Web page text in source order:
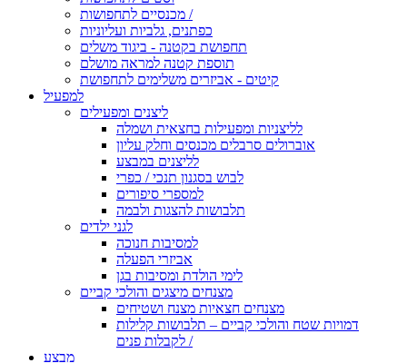
מכנסיים לתחפושות /
כפתנים, גלביות ועליוניות
תחפושת בקטנה - ביגוד משלים
תוספת קטנה למראה מושלם
קיטים - אביזרים משלימים לתחפושת
למפעיל
ליצנים ומפעילים
לליצניות ומפעילות בחצאית ושמלה
אוברולים סרבלים מכנסים וחלק עליון
לליצנים במבצע
לבוש בסגנון תנכי / כפרי
למספרי סיפורים
תלבושות להצגות ולבמה
לגני ילדים
למסיבות חנוכה
אביזרי הפעלה
לימי הולדת ומסיבות בגן
מצנחים מיצגים והולכי קביים
מצנחים חצאיות מצנח ושטיחים
דמויות שטח והולכי קביים – תלבושות קלילות
לקבלות פנים /
מבצע